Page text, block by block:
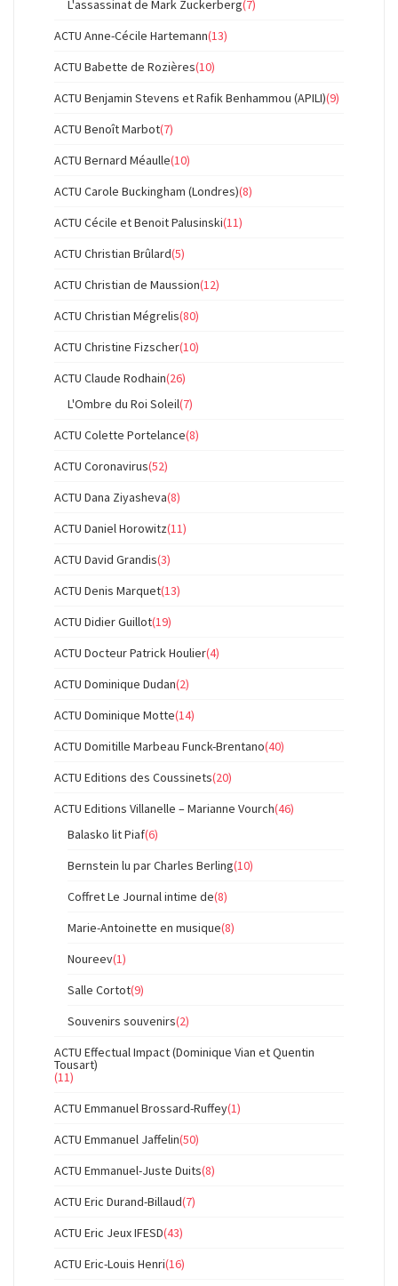
L'assassinat de Mark Zuckerberg(7)
ACTU Anne-Cécile Hartemann(13)
ACTU Babette de Rozières(10)
ACTU Benjamin Stevens et Rafik Benhammou (APILI)(9)
ACTU Benoît Marbot(7)
ACTU Bernard Méaulle(10)
ACTU Carole Buckingham (Londres)(8)
ACTU Cécile et Benoit Palusinski(11)
ACTU Christian Brûlard(5)
ACTU Christian de Maussion(12)
ACTU Christian Mégrelis(80)
ACTU Christine Fizscher(10)
ACTU Claude Rodhain(26)
L'Ombre du Roi Soleil(7)
ACTU Colette Portelance(8)
ACTU Coronavirus(52)
ACTU Dana Ziyasheva(8)
ACTU Daniel Horowitz(11)
ACTU David Grandis(3)
ACTU Denis Marquet(13)
ACTU Didier Guillot(19)
ACTU Docteur Patrick Houlier(4)
ACTU Dominique Dudan(2)
ACTU Dominique Motte(14)
ACTU Domitille Marbeau Funck-Brentano(40)
ACTU Editions des Coussinets(20)
ACTU Editions Villanelle – Marianne Vourch(46)
Balasko lit Piaf(6)
Bernstein lu par Charles Berling(10)
Coffret Le Journal intime de(8)
Marie-Antoinette en musique(8)
Noureev(1)
Salle Cortot(9)
Souvenirs souvenirs(2)
ACTU Effectual Impact (Dominique Vian et Quentin
Tousart)
(11)
ACTU Emmanuel Brossard-Ruffey(1)
ACTU Emmanuel Jaffelin(50)
ACTU Emmanuel-Juste Duits(8)
ACTU Eric Durand-Billaud(7)
ACTU Eric Jeux IFESD(43)
ACTU Eric-Louis Henri(16)